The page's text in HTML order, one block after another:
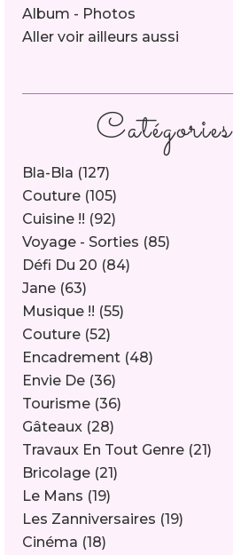
Catégories
Bla-Bla (127)
Couture (105)
Cuisine !! (92)
Voyage - Sorties (85)
Défi Du 20 (84)
Jane (63)
Musique !! (55)
Couture (52)
Encadrement (48)
Envie De (36)
Tourisme (36)
Gâteaux (28)
Travaux En Tout Genre (21)
Bricolage (21)
Le Mans (19)
Les Zanniversaires (19)
Cinéma (18)
Album - Photos
Aller voir ailleurs aussi